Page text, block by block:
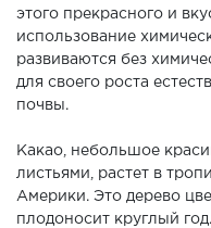
этого прекрасного и
использование
развиваются без
для своего роста
почвы.
Какао, небольшое
листьями, растет в
Америки. Это дерево
плодоносит круглый